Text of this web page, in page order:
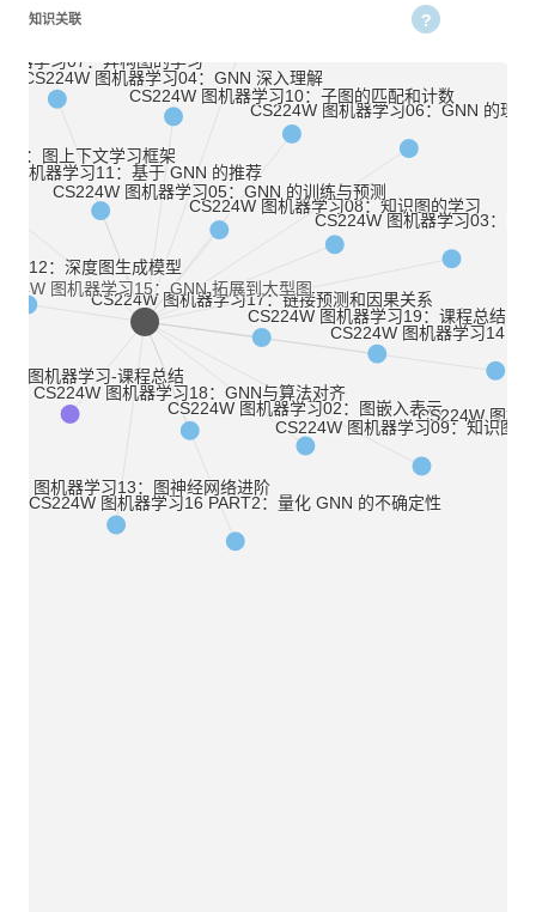
知识关联
习12：深度图生成模型
CS224W 图机器学习17：链接预测和因果关系
CS224W 图机器学习02：图嵌入表示
器学习07：异构图的学习
CS224W 图机
图机器学习-课程总结
CS224W 图机器学习06：GNN 的理
：图上下文学习框架
CS224W 图机器学习16 PART2：量化 GNN 的不确定性
CS224W 图机器学习08：知识图的学习
图机器学习15：GNN 拓展到大型图
CS224W 图机器学习05：GNN 的训练与预测
图机器学习11：基于 GNN 的推荐
CS224W 图机器学习03：图
CS224W 图机器学习09：知识图
CS224W 图机器学习19：课程总结
图机器学习13：图神经网络进阶
CS224W 图机器学习04：GNN 深入理解
CS224W 图机器学习10：子图的匹配和计数
CS224W 图机器学习14：
CS224W 图机器学习18：GNN与算法对齐